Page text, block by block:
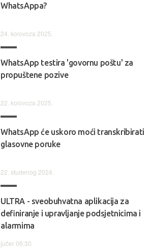
WhatsAppa?
24. kolovoza 2025.
WhatsApp testira 'govornu poštu' za
propuštene pozive
22. kolovoza 2025.
WhatsApp će uskoro moći transkribirati
glasovne poruke
22. studenog 2024.
ULTRA - sveobuhvatna aplikacija za
definiranje i upravljanje podsjetnicima i
alarmima
jučer 06:30